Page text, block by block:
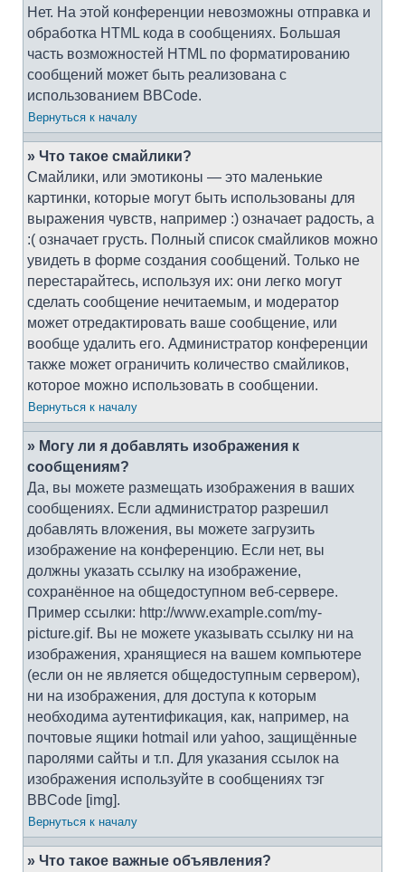
Нет. На этой конференции невозможны отправка и
обработка HTML кода в сообщениях. Большая
часть возможностей HTML по форматированию
сообщений может быть реализована с
использованием BBCode.
Вернуться к началу
» Что такое смайлики?
Смайлики, или эмотиконы — это маленькие
картинки, которые могут быть использованы для
выражения чувств, например :) означает радость, а
:( означает грусть. Полный список смайликов можно
увидеть в форме создания сообщений. Только не
перестарайтесь, используя их: они легко могут
сделать сообщение нечитаемым, и модератор
может отредактировать ваше сообщение, или
вообще удалить его. Администратор конференции
также может ограничить количество смайликов,
которое можно использовать в сообщении.
Вернуться к началу
» Могу ли я добавлять изображения к
сообщениям?
Да, вы можете размещать изображения в ваших
сообщениях. Если администратор разрешил
добавлять вложения, вы можете загрузить
изображение на конференцию. Если нет, вы
должны указать ссылку на изображение,
сохранённое на общедоступном веб-сервере.
Пример ссылки: http://www.example.com/my-
picture.gif. Вы не можете указывать ссылку ни на
изображения, хранящиеся на вашем компьютере
(если он не является общедоступным сервером),
ни на изображения, для доступа к которым
необходима аутентификация, как, например, на
почтовые ящики hotmail или yahoo, защищённые
паролями сайты и т.п. Для указания ссылок на
изображения используйте в сообщениях тэг
BBCode [img].
Вернуться к началу
» Что такое важные объявления?